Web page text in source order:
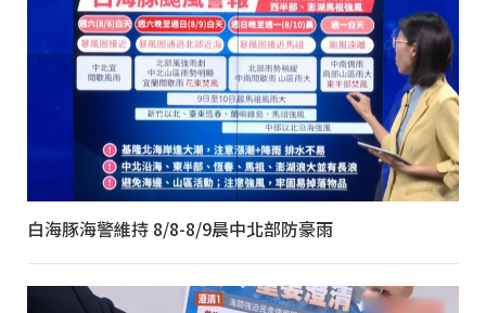
白海豚海警維持 8/8-8/9晨中北部防豪雨